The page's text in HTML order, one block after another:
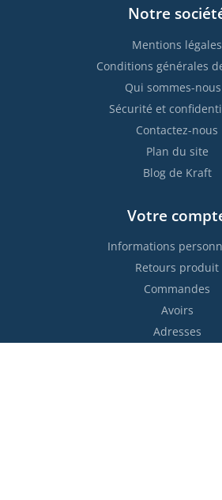
Notre
Mentions légales
Conditions générales
Qui sommes-nous
Sécurité et
Contactez-nous
Plan du site
Blog de Kraft
Votre
Informations
Retours produit
Commandes
Avoirs
Adresses